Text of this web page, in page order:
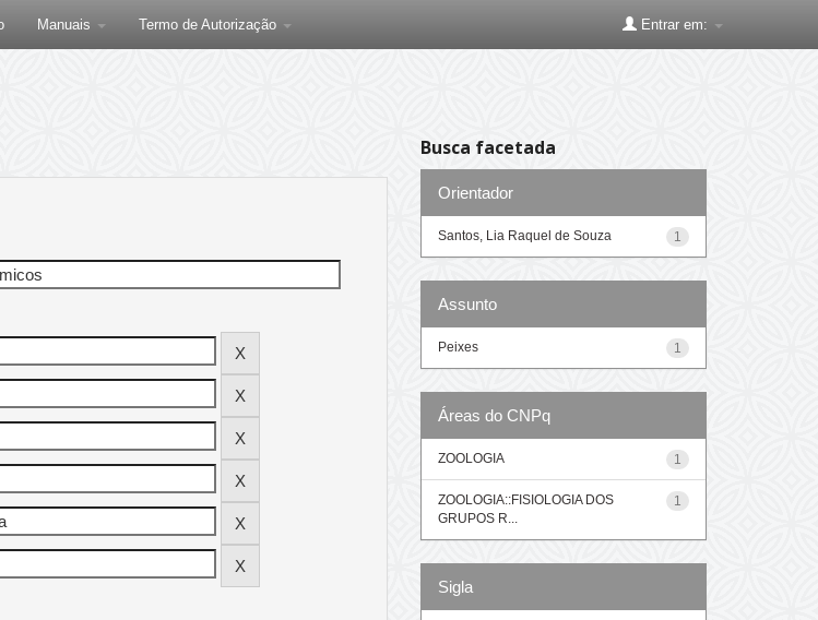
Manuais Termo de Autorização Entrar em:
Busca facetada
Orientador
1
Santos, Lia Raquel de Souza
Assunto
1
Peixes
Áreas do CNPq
1
ZOOLOGIA
1
ZOOLOGIA::FISIOLOGIA DOS
GRUPOS R...
Sigla